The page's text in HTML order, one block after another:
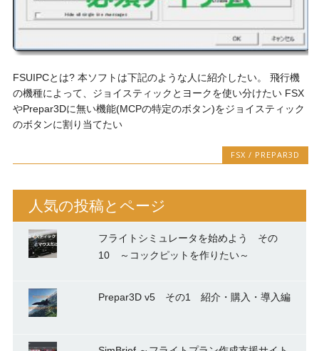
FSUIPCとは? 本ソフトは下記のような人に紹介したい。 飛行機
の機種によって、ジョイスティックとヨークを使い分けたい FSX
やPrepar3Dに無い機能(MCPの特定のボタン)をジョイスティック
のボタンに割り当てたい
FSX / PREPAR3D
人気の投稿とページ
フライトシミュレータを始めよう その
10 ～コックピットを作りたい～
Prepar3D v5 その1 紹介・購入・導入編